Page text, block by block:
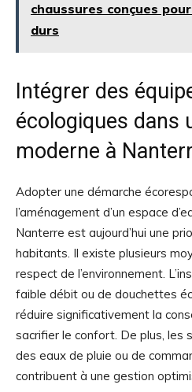
chaussures conçues
durs
Intégrer des
écologiques dans
moderne à
Adopter une démarche
l’aménagement d’un espace
Nanterre est aujourd’hui une
habitants. Il existe plusieurs
respect de l’environnement.
faible débit ou de douchettes
réduire significativement la
sacrifier le confort. De plus, les
des eaux de pluie ou de
contribuent à une gestion